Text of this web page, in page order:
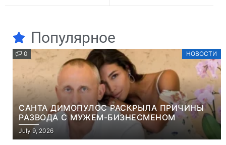
Популярное
0 НОВОСТИ
САНТА ДИМОПУЛОС РАСКРЫЛА ПРИЧИНЫ
РАЗВОДА С МУЖЕМ-БИЗНЕСМЕНОМ
July 9, 2026